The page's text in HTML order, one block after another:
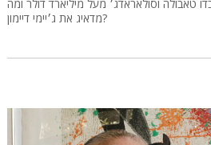
טאבולה וסולאראדג׳ מעל מיליארד דולר ומה
מדאיג את ג׳יימי דיימון?